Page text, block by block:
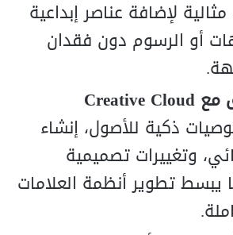
لإضافة عناصر إبداعية
أو الرسوم دون فقدان
تكامل عميق مع Creative Cloud
ذكية للأصول، إنشاء
وتغييرات تصميمية
يبسط تطوير أنظمة العلامات